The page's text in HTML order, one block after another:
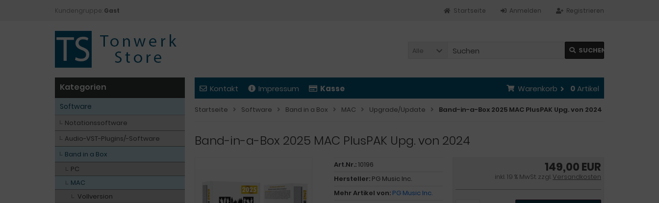
Kundengruppe: Gast Registrieren
Anmelden
Startseite
Alle SUCHEN
Kontakt Impressum Kasse Warenkorb 0Artikel
Startseite Software Band in a Box MAC Upgrade/Update Band-in-a-Box 2025 MAC PlusPAK Upg. von 2024
Band-in-a-Box 2025 MAC PlusPAK Upg. von 2024
149,00 EUR
inkl. 19 % MwSt. zzgl.Versandkosten
Art.Nr.:10196
Hersteller: PG Music Inc.
Mehr Artikel von: PG Music Inc.
Kategorien
Software
Notationssoftware
Audio-VST-Plugins/-Software
Band in a Box
PC
MAC
Vollversion